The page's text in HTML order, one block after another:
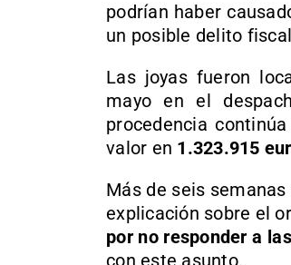
podrían haber
un posible delito
Las joyas fueron
mayo en el
procedencia
valor en 1.323.915
Más de seis
explicación sobre el
por no responder a
con este asunto.